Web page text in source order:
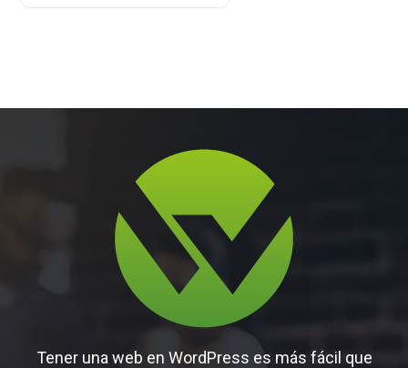
Tener una web en WordPress es más fácil que